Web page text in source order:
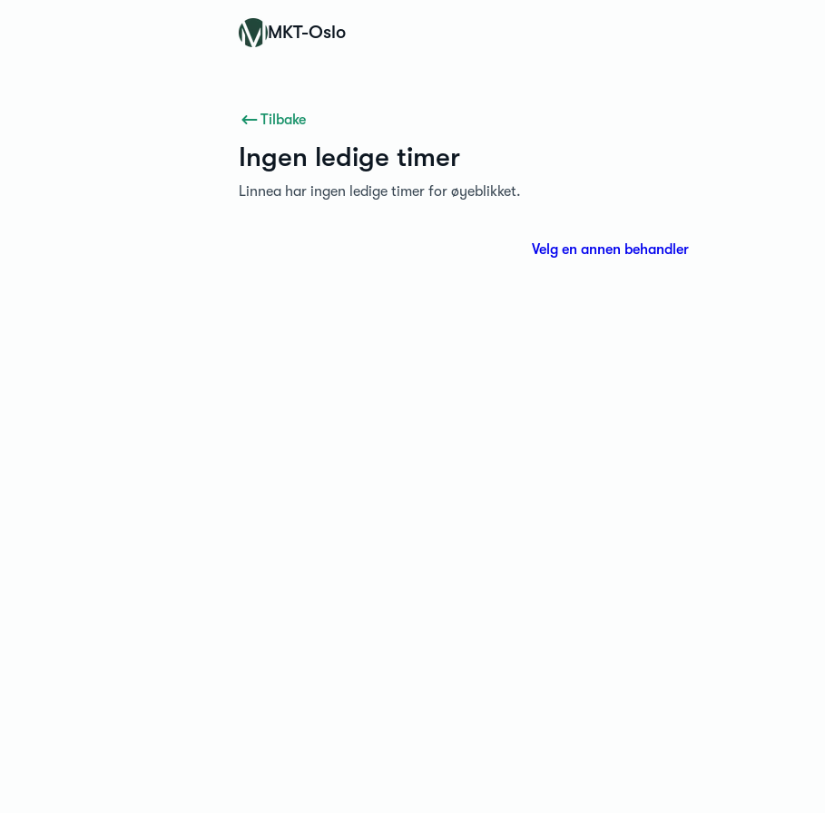
MKT-Oslo
Tilbake
Ingen ledige timer
Linnea har ingen ledige timer for øyeblikket.
Velg en annen behandler